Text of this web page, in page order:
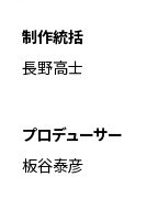
制作統括
長野高士
プロデューサー
板谷泰彦